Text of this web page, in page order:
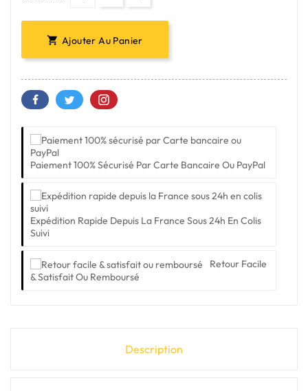
 Ajouter Au Panier
Paiement 100% Sécurisé Par Carte Bancaire Ou PayPal
Expédition Rapide Depuis La France Sous 24h En Colis
Suivi
Retour Facile
& Satisfait Ou Remboursé
Description